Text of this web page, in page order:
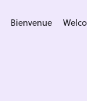
Bienvenue